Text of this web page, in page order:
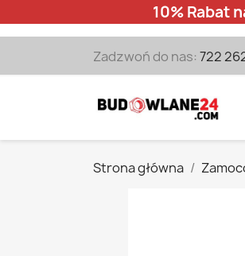
10% Rabat
Zadzwoń do nas: 722
Strona główna